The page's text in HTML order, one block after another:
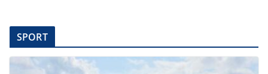
SPORT